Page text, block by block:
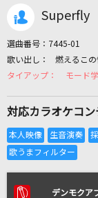
リア
愛言葉
Superfly
選曲番号： 7445-01
燃えるこ
モード
対応カラオケコン
デンモクア